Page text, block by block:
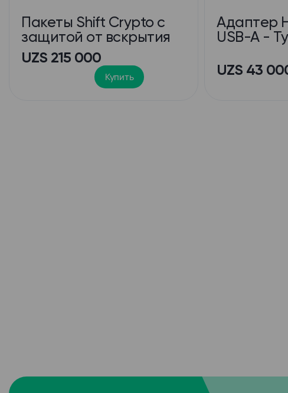
Пакеты Shift Crypto с
защитой от вскрытия
UZS 215 000
Купить
Адаптер
USB-A -
UZS 43